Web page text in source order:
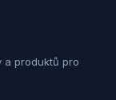
a produktů pro